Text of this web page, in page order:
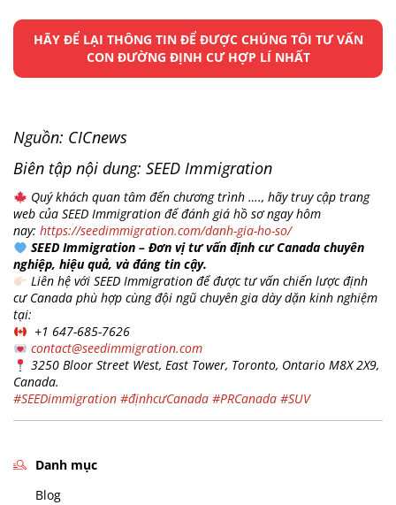
HÃY ĐỂ LẠI THÔNG TIN ĐỂ ĐƯỢC CHÚNG TÔI TƯ VẤN
CON ĐƯỜNG ĐỊNH CƯ HỢP LÍ NHẤT
Nguồn: CICnews
Biên tập nội dung: SEED Immigration
Quý khách quan tâm đến chương trình …., hãy truy cập trang
web của SEED Immigration để đánh giá hồ sơ ngay hôm
nay: https://seedimmigration.com/danh-gia-ho-so/
SEED Immigration – Đơn vị tư vấn định cư Canada chuyên
nghiệp, hiệu quả, và đáng tin cậy.
Liên hệ với SEED Immigration để được tư vấn chiến lược định
cư Canada phù hợp cùng đội ngũ chuyên gia dày dặn kinh nghiệm
tại:
+1 647-685-7626
contact@seedimmigration.com
3250 Bloor Street West, East Tower, Toronto, Ontario M8X 2X9,
Canada.
#SEEDimmigration #địnhcưCanada #PRCanada #SUV
Danh mục
Blog